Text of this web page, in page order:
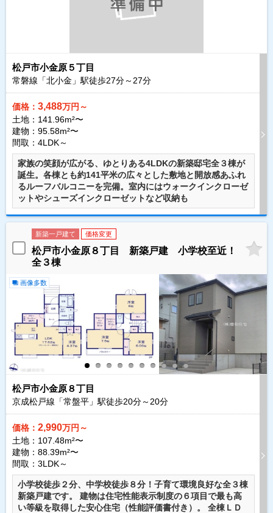
松戸市小金原５丁目
常磐線「北小金」駅徒歩27分～ 27分
価格： 3,488万円～
土地：141.96m²〜
建物：95.58m²〜
間取：4LDK～
家族の笑顔が広がる、ゆとりある4LDKの新築邸宅全３棟が
誕生。各棟とも約141平米の広々とした敷地と開放感あふれ
るルーフバルコニーを完備。室内にはウォークインクローゼ
ットやシューズインクローゼットなど収納も
新築一戸建て 価格変更
松戸市小金原８丁目 新築戸建 小学校至近！
全３棟
画像多数
松戸市小金原８丁目
京成松戸線「常盤平」駅徒歩20分～ 20分
価格： 2,990万円～
土地：107.48m²〜
建物：88.39m²〜
間取：3LDK～
小学校徒歩２分、中学校徒歩８分！子育て環境良好な全３棟
新築戸建です。 建物は住宅性能表示制度の６項目で最も高
い等級を取得した安心住宅（性能評価書付き）。 全棟ＬＤ